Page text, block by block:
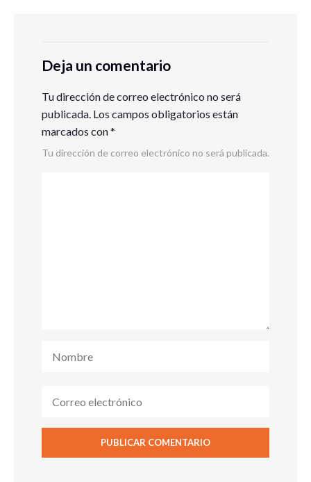
Deja un comentario
Tu dirección de correo electrónico no será
publicada. Los campos obligatorios están
marcados con*
Tu dirección de correo electrónico no será publicada.